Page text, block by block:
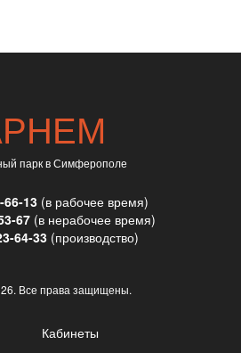
парк в Симферополе
66-13(в рабочее время)
67(в нерабочее время)
64-33(производство)
Все права защищены.
Кабинеты